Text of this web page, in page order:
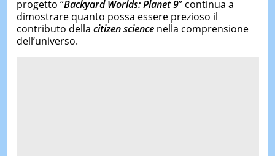
progetto “Backyard Worlds: Planet 9” continua a
dimostrare quanto possa essere prezioso il
contributo della citizen sciencenella comprensione
dell’universo.